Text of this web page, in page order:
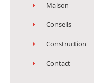
Maison
Conseils
Construction
Contact